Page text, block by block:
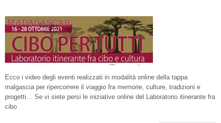
Ecco i video degli eventi realizzati in modalità online della tappa
malgascia per ripercorrere il viaggio fra memorie, culture, tradizioni e
progetti… Se vi siete persi le iniziative online del Laboratorio itinerante fra
cibo